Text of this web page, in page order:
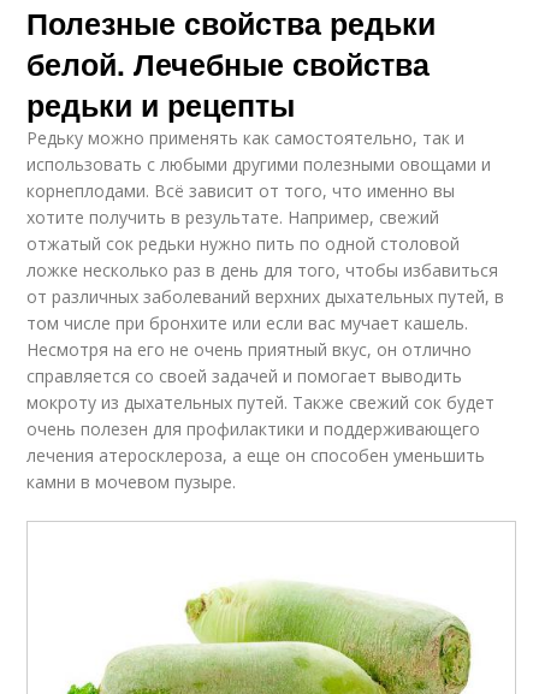
Полезные свойства редьки
белой. Лечебные свойства
редьки и рецепты
Редьку можно применять как самостоятельно, так и
использовать с любыми другими полезными овощами и
корнеплодами. Всё зависит от того, что именно вы
хотите получить в результате. Например, свежий
отжатый сок редьки нужно пить по одной столовой
ложке несколько раз в день для того, чтобы избавиться
от различных заболеваний верхних дыхательных путей, в
том числе при бронхите или если вас мучает кашель.
Несмотря на его не очень приятный вкус, он отлично
справляется со своей задачей и помогает выводить
мокроту из дыхательных путей. Также свежий сок будет
очень полезен для профилактики и поддерживающего
лечения атеросклероза, а еще он способен уменьшить
камни в мочевом пузыре.